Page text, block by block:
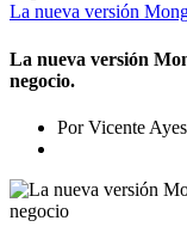
La nueva versión
La nueva versión
negocio.
Por Vicente